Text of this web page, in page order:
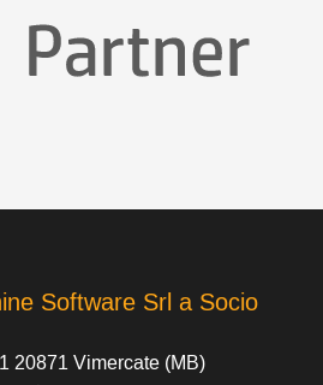
Software Srl a Socio
20871 Vimercate (MB)